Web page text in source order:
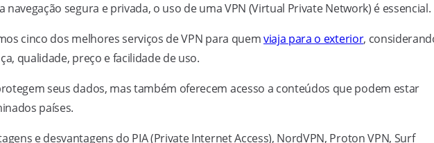
navegação segura e privada, o uso de uma VPN (Virtual Private Network) é essencial.
cinco dos melhores serviços de VPN para quemviaja para o exterior,
qualidade, preço e facilidade de uso.
seus dados, mas também oferecem acesso a conteúdos que podem estar
países.
e desvantagens do PIA (Private Internet Access), NordVPN, Proton VPN, Surf